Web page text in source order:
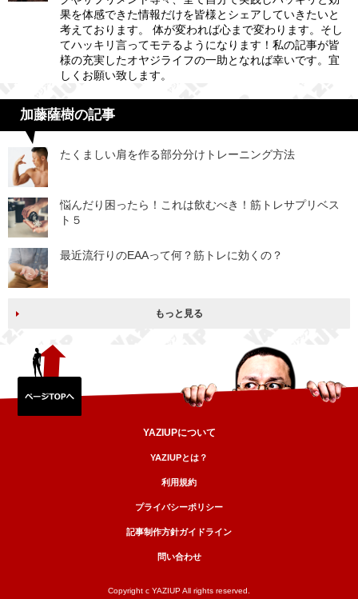
果を体感できた情報だけを皆様とシェアしていきたいと
考えております。 体が変われば心まで変わります。そし
てハッキリ言ってモテるようになります！私の記事が皆
様の充実したオヤジライフの一助となれば幸いです。宜
しくお願い致します。
加藤薩樹の記事
たくましい肩を作る部分分けトレーニング方法
悩んだり困ったら！これは飲むべき！筋トレサプリベス
ト５
最近流行りのEAAって何？筋トレに効くの？
もっと見る
YAZIUPについて
YAZIUPとは？
利用規約
プライバシーポリシー
記事制作方針ガイドライン
問い合わせ
Copyright c YAZIUP All rights reserved.